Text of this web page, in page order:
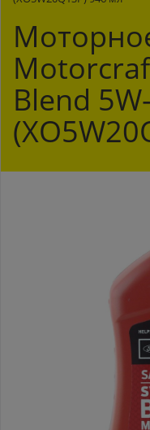
Blend